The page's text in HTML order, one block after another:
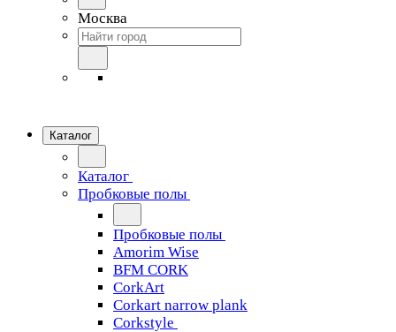
Москва
Каталог
Каталог
Пробковые полы
Пробковые полы
Amorim Wise
BFM CORK
CorkArt
Corkart narrow plank
Corkstyle